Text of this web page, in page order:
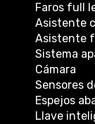
Faros full
Asistente
Asistente
Sistema
Cámara
Sensores
Espejos
Llave